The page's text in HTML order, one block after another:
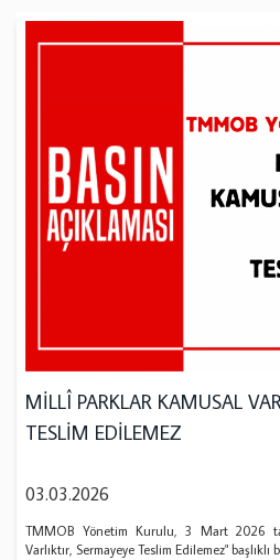
MİLLÎ PARKLAR KAMUSAL
TESLİM EDİLEMEZ
03.03.2026
TMMOB Yönetim Kurulu, 3 Mart 2026
Varlıktır, Sermayeye Teslim Edilemez" başlıklı